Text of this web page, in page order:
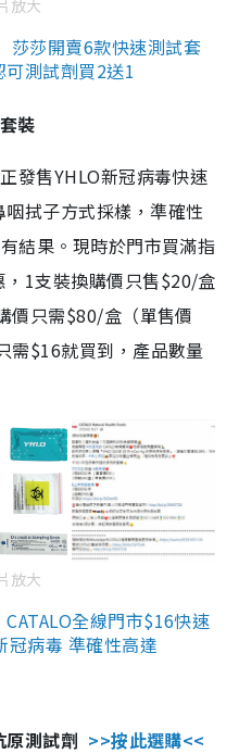
放大
莎莎開賣6款快速測試套
測試劑買2送1
裝
發售YHLO新冠病毒快速
拭子方式採樣，準確性
結果。現時於門市買滿指
1支裝換購價只售$20/盒
價只需$80/盒（單售價
需$16就買到，產品數量
放大
全線門市$16快速
冠病毒 準確性高達
測試劑 >>按此選購<<